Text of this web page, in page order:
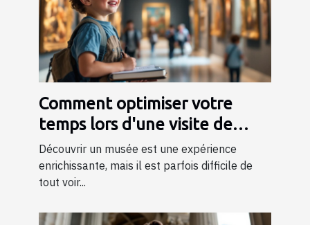
Comment optimiser votre
temps lors d'une visite de
musée ?
Découvrir un musée est une expérience
enrichissante, mais il est parfois difficile de
tout voir...